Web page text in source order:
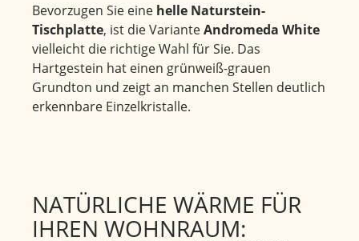
Bevorzugen Sie eine helle Naturstein-
Tischplatte, ist die VarianteAndromeda White
vielleicht die richtige Wahl für Sie. Das
Hartgestein hat einen grünweiß-grauen
Grundton und zeigt an manchen Stellen deutlich
erkennbare Einzelkristalle.
NATÜRLICHE WÄRME FÜR
IHREN WOHNRAUM: